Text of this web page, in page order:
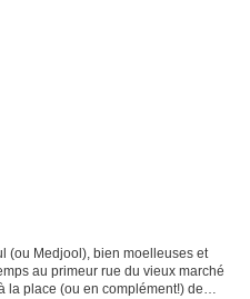
(ou Medjool), bien moelleuses et
au primeur rue du vieux marché
la place (ou en complément!) de